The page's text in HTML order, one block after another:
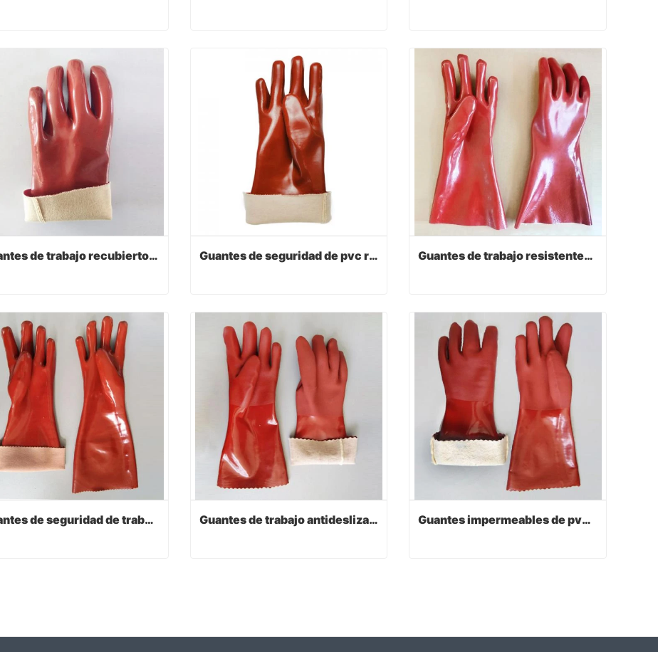
Guantes recubiertos de PVC con color rojo oscuro
Contact Now Contact Now
Guantes de trabajo de seguridad sumergidos en pvc rojo oscuro 35cm
Contact Now
Guantes de trabajo recubiertos de pvc rojo oscuro con acabado liso
Guantes de trabajo recubiertos de pvc rojo oscuro con acabado liso
Contact Now
Guantes de seguridad de pvc rojo oscuro de alta resistencia 30cm
Guantes de seguridad de pvc rojo oscuro de alta resistencia 30cm
Contact Now
Guantes de trabajo resistentes al aceite de pvc rojo oscuro guantes personales 35cm
Guantes de trabajo resistentes al aceite de pvc rojo oscuro guantes personales 35cm
Contact Now
Guantes de seguridad de trabajo industrial de pvc rojo oscuro 45cm Guantes de trabajo antideslizantes de pvc rojo oscuro con acabado arenoso 40cm Guantes impermeables de pvc rojo oscuro forro de algodón jersey cálido